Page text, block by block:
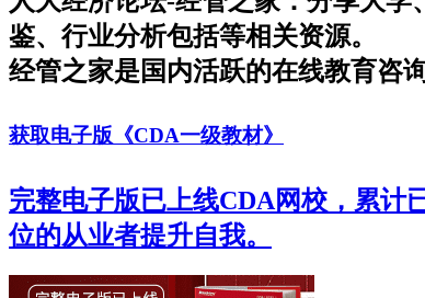
鉴、行业分析包括等相关资源。
经管之家是国内活跃的在线教育咨
获取电子版《CDA一级教材》
完整电子版已上线CDA网校，累计
位的从业者提升自我。